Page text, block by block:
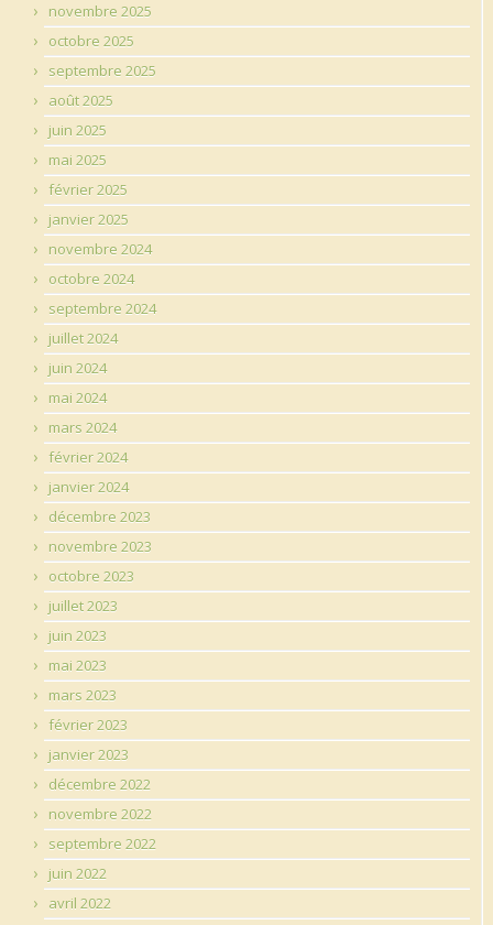
novembre 2025
octobre 2025
septembre 2025
août 2025
juin 2025
mai 2025
février 2025
janvier 2025
novembre 2024
octobre 2024
septembre 2024
juillet 2024
juin 2024
mai 2024
mars 2024
février 2024
janvier 2024
décembre 2023
novembre 2023
octobre 2023
juillet 2023
juin 2023
mai 2023
mars 2023
février 2023
janvier 2023
décembre 2022
novembre 2022
septembre 2022
juin 2022
avril 2022